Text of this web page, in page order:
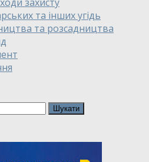
та інших угідь
та розсадництва